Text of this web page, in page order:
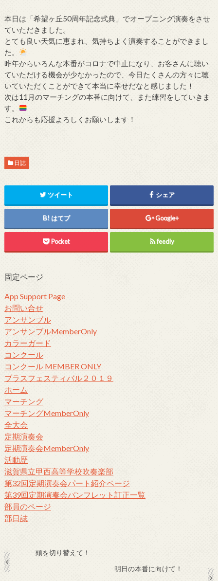
本日は「希望ヶ丘50周年記念式典」でオープニング演奏をさせ
ていただきました。
とても良い天気に恵まれ、気持ちよく演奏することができまし
た。
昨年からいろんな本番がコロナで中止になり、お客さんに聴い
ていただける機会が少なかったので、今日たくさんの方々に聴
いていただくことができて本当に幸せだなと感じました！
次は11月のマーチングの本番に向けて、また練習をしていきま
す。
これからも応援よろしくお願いします！
日誌
ツイート シェア
はてブ Google+
Pocket feedly
固定ページ
App Support Page
お問い合せ
アンサンブル
アンサンブルMemberOnly
カラーガード
コンクール
コンクール MEMBER ONLY
ブラスフェスティバル２０１９
ホーム
マーチング
マーチングMemberOnly
全大会
定期演奏会
定期演奏会MemberOnly
活動歴
滋賀県立甲西高等学校吹奏楽部
第32回定期演奏会パート紹介ページ
第39回定期演奏会パンフレット訂正一覧
部員のページ
部日誌
頭を切り替えて！
明日の本番に向けて！